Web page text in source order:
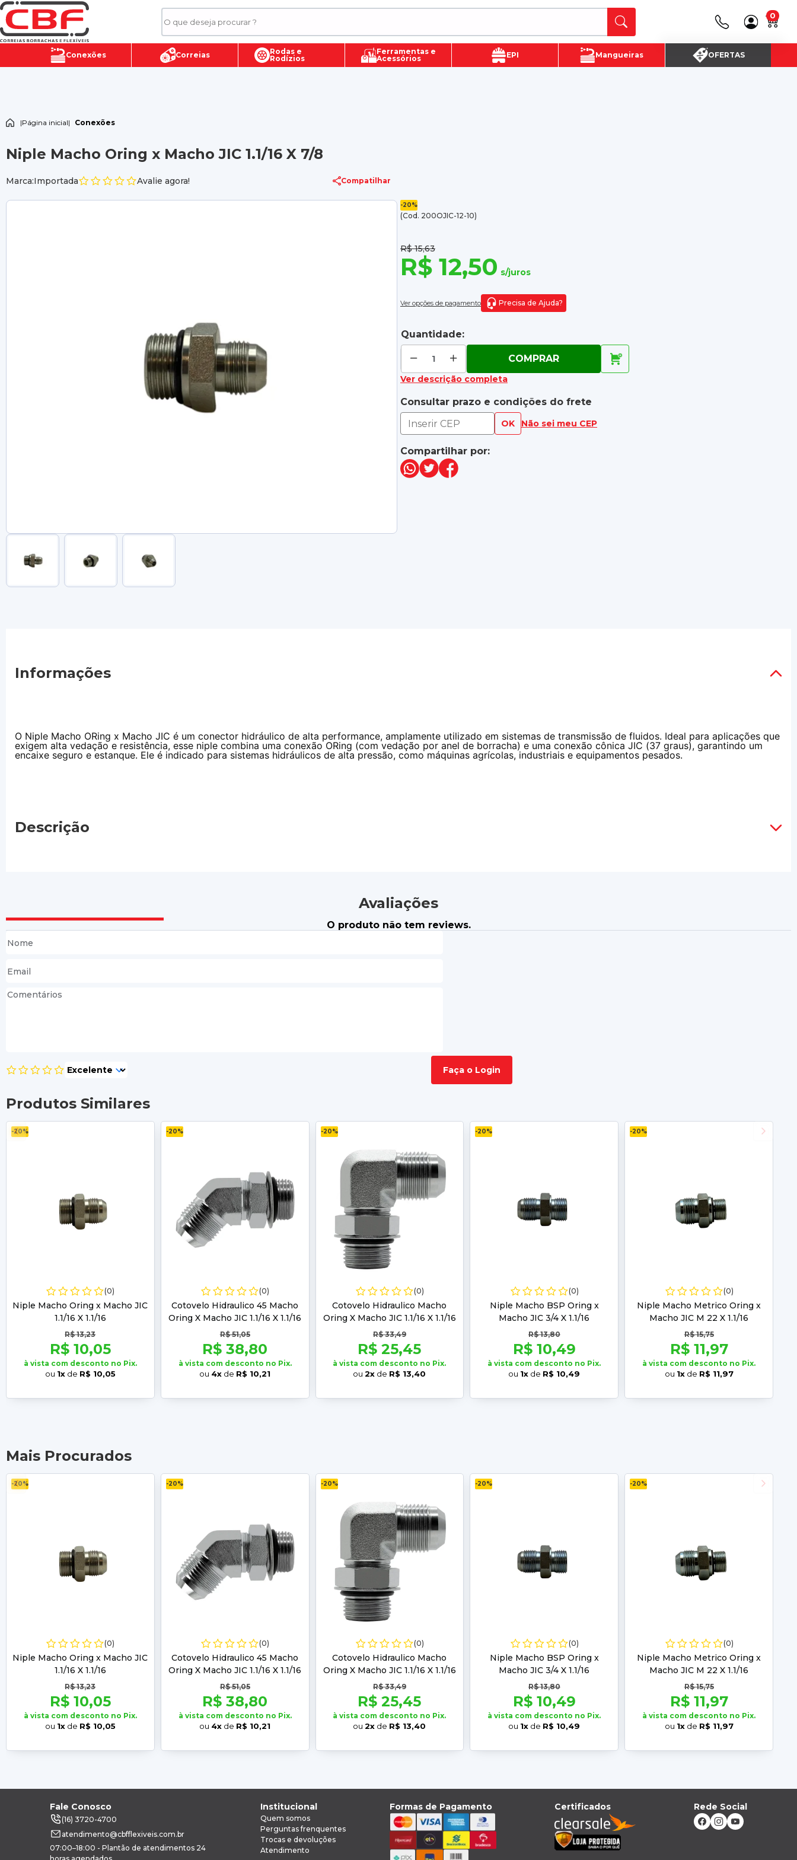
Canais de Atendimento
(16) 3720 - 4700
0
Conexões Correias
Rodas e
Rodízios
Ferramentas e
Acessórios
EPI Mangueiras OFERTAS
|Página inicial| Conexões
Niple Macho Oring x Macho JIC 1.1/16 X 7/8
Marca:Importada Avalie agora! Compatilhar
-20%
(Cod. 200OJIC-12-10)
R$ 15,63
R$ 12,50 s/juros
Ver opções de pagamento Precisa de Ajuda?
Quantidade:
COMPRAR
Ver descrição completa
Consultar prazo e condições do frete
OK Não sei meu CEP
Compartilhar por:
Informações
O Niple Macho ORing x Macho JIC é um conector hidráulico de alta performance, amplamente utilizado em sistemas de transmissão de fluidos. Ideal para aplicações que
exigem alta vedação e resistência, esse niple combina uma conexão ORing (com vedação por anel de borracha) e uma conexão cônica JIC (37 graus), garantindo um
encaixe seguro e estanque. Ele é indicado para sistemas hidráulicos de alta pressão, como máquinas agrícolas, industriais e equipamentos pesados.
Descrição
Avaliações
O produto não tem reviews.
Faça o Login
Produtos Similares
-20%
(0)
Niple Macho Oring x Macho JIC
1.1/16 X 1.1/16
R$ 13,23
R$ 10,05
à vista com desconto no Pix.
ou 1xde R$ 10,05
-20%
(0)
Cotovelo Hidraulico 45 Macho
Oring X Macho JIC 1.1/16 X 1.1/16
R$ 51,05
R$ 38,80
à vista com desconto no Pix.
ou 4x de R$ 10,21
-20%
(0)
Cotovelo Hidraulico Macho
Oring X Macho JIC 1.1/16 X 1.1/16
R$ 33,49
R$ 25,45
à vista com desconto no Pix.
ou2x de R$ 13,40
-20%
(0)
Niple Macho BSP Oring x
Macho JIC 3/4 X 1.1/16
R$ 13,80
R$ 10,49
à vista com desconto no Pix.
ou 1x de R$ 10,49
-20%
(0)
Niple Macho Metrico Oring x
Macho JIC M 22 X 1.1/16
R$ 15,75
R$ 11,97
à vista com desconto no Pix.
ou 1xde R$ 11,97
Mais Procurados
-20%
(0)
Niple Macho Oring x Macho JIC
1.1/16 X 1.1/16
R$ 13,23
R$ 10,05
à vista com desconto no Pix.
ou 1xde R$ 10,05
-20%
(0)
Cotovelo Hidraulico 45 Macho
Oring X Macho JIC 1.1/16 X 1.1/16
R$ 51,05
R$ 38,80
à vista com desconto no Pix.
ou 4x de R$ 10,21
-20%
(0)
Cotovelo Hidraulico Macho
Oring X Macho JIC 1.1/16 X 1.1/16
R$ 33,49
R$ 25,45
à vista com desconto no Pix.
ou2x de R$ 13,40
-20%
(0)
Niple Macho BSP Oring x
Macho JIC 3/4 X 1.1/16
R$ 13,80
R$ 10,49
à vista com desconto no Pix.
ou 1x de R$ 10,49
-20%
(0)
Niple Macho Metrico Oring x
Macho JIC M 22 X 1.1/16
R$ 15,75
R$ 11,97
à vista com desconto no Pix.
ou 1xde R$ 11,97
Fale Conosco
(16) 3720-4700
atendimento@cbfflexiveis.com.br
07:00–18:00 - Plantão de atendimentos 24
Institucional
Quem somos
Perguntas frenquentes
Trocas e devoluções
Atendimento
Formas de Pagamento Certificados Rede Social